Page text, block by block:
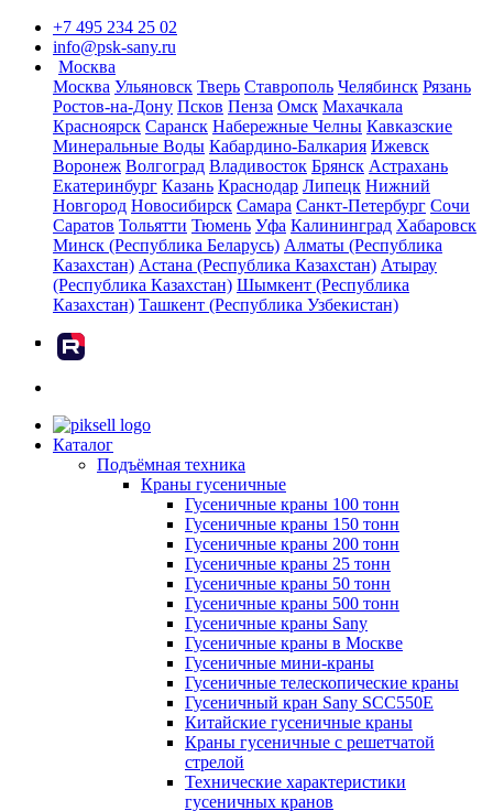
+7 495 234 25 02
info@psk-sany.ru
Москва
Москва Ульяновск Тверь Ставрополь Челябинск Рязань
Ростов-на-Дону Псков Пенза Омск Махачкала
Красноярск Саранск Набережные Челны Кавказские
Минеральные Воды Кабардино-Балкария Ижевск
Воронеж Волгоград Владивосток Брянск Астрахань
Екатеринбург Казань Краснодар Липецк Нижний
Новгород Новосибирск Самара Санкт-Петербург Сочи
Саратов Тольятти Тюмень Уфа Калининград Хабаровск
Минск (Республика Беларусь) Алматы (Республика
Казахстан) Астана (Республика Казахстан) Атырау
(Республика Казахстан) Шымкент (Республика
Казахстан) Ташкент (Республика Узбекистан)
Каталог
Подъёмная техника
Краны гусеничные
Гусеничные краны 100 тонн
Гусеничные краны 150 тонн
Гусеничные краны 200 тонн
Гусеничные краны 25 тонн
Гусеничные краны 50 тонн
Гусеничные краны 500 тонн
Гусеничные краны Sany
Гусеничные краны в Москве
Гусеничные мини-краны
Гусеничные телескопические краны
Гусеничный кран Sany SCC550E
Китайские гусеничные краны
Краны гусеничные с решетчатой
стрелой
Технические характеристики
гусеничных кранов